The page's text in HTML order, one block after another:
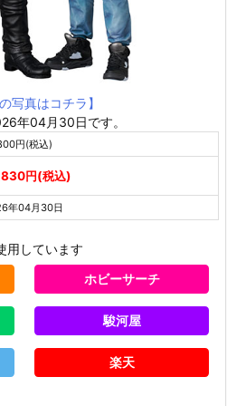
写真はコチラ】
年04月30日です。
円(税込)
円(税込)
年04月30日
用しています
ホビーサーチ
駿河屋
楽天